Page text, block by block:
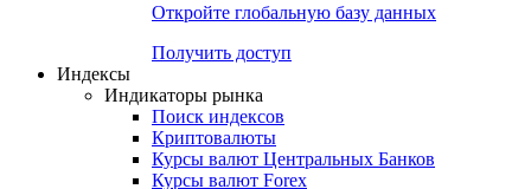
Откройте глобальную базу данных
Получить доступ
Индексы
Индикаторы рынка
Поиск индексов
Криптовалюты
Курсы валют Центральных Банков
Курсы валют Forex